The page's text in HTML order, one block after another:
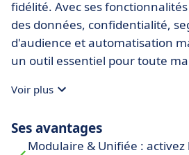
fidélité. Avec ses
des données, confidentialité,
d'audience et automatisation
un outil essentiel pour toute
des clients.
Voir plus
Ses avantages
Modulaire & Unifiée :